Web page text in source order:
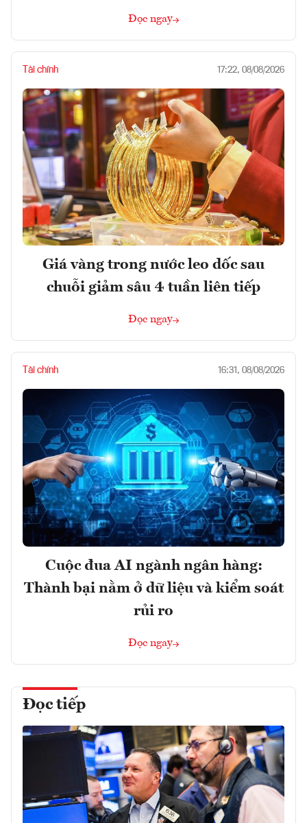
Đọc ngay
Tài chính 17:22, 08/08/2026
Giá vàng trong nước leo dốc sau
chuỗi giảm sâu 4 tuần liên tiếp
Đọc ngay
Tài chính 16:31, 08/08/2026
Cuộc đua AI ngành ngân hàng:
Thành bại nằm ở dữ liệu và kiểm soát
rủi ro
Đọc ngay
Đọc tiếp